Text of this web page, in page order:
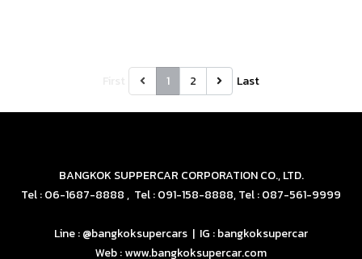
1 2 Last
BANGKOK SUPPERCAR CORPORATION CO., LTD.
Tel : 06-1687-8888 , Tel : 091-158-8888, Tel : 087-561-9999
Line : @bangkoksupercars | IG : bangkoksupercar
Web : www.bangkoksupercar.com